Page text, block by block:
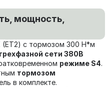
мощность,
(ET2) с тормозом 300 Н*м
сети 380В
режиме S4.
тормозом
в комплекте.